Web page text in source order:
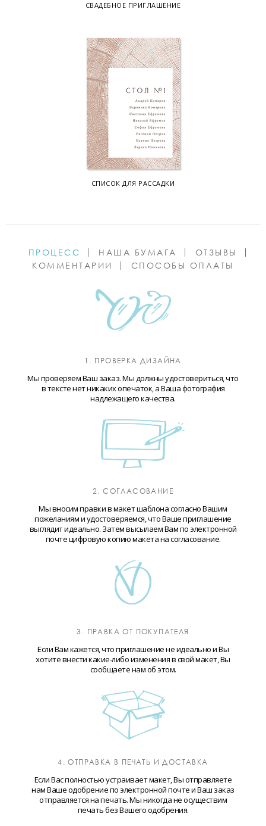
СВАДЕБНОЕ ПРИГЛАШЕНИЕ
СПИСОК ДЛЯ РАССАДКИ
ПРОЦЕСС НАША БУМАГА
ОТЗЫВЫ
КОММЕНТАРИИ
СПОСОБЫ ОПЛАТЫ
1. ПРОВЕРКА ДИЗАЙНА
Мы проверяем Ваш заказ. Мы должны удостовериться, что
в тексте нет никаких опечаток, а Ваша фотография
надлежащего качества.
2. СОГЛАСОВАНИЕ
Мы вносим правки в макет шаблона согласно Вашим
пожеланиям и удостоверяемся, что Ваше приглашение
выглядит идеально. Затем высылаем Вам по электронной
почте цифровую копию макета на согласование.
3. ПРАВКА ОТ ПОКУПАТЕЛЯ
Если Вам кажется, что приглашение не идеально и Вы
хотите внести какие-либо изменения в свой макет, Вы
сообщаете нам об этом.
4. ОТПРАВКА В ПЕЧАТЬ И ДОСТАВКА
Если Вас полностью устраивает макет, Вы отправляете
нам Ваше одобрение по электронной почте и Ваш заказ
отправляется на печать. Мы никогда не осуществим
печать без Вашего одобрения.